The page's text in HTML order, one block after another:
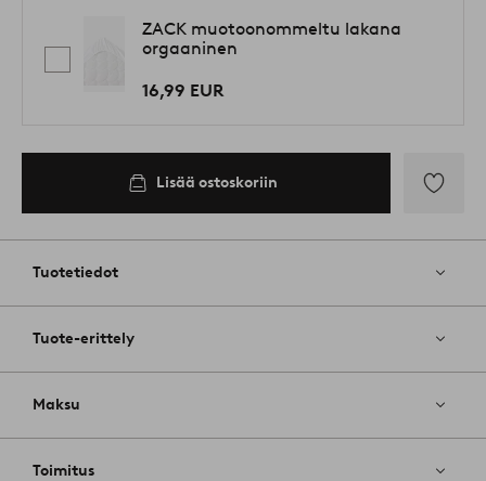
ZACK muotoonommeltu lakana
orgaaninen
16,99 EUR
Lisää ostoskoriin
Tuotetiedot
Tuote-erittely
Maksu
Toimitus